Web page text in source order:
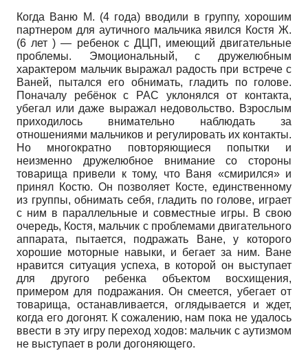
Когда Ваню М. (4 года) вводили в группу, хорошим
партнером для аутичного мальчика явился Костя Ж.
(6 лет ) — ребенок с ДЦП, имеющий двигательные
проблемы. Эмоциональный, с дружелюбным
характером мальчик выражал радость при встрече с
Ваней, пытался его обнимать, гладить по голове.
Поначалу ребёнок с РАС уклонялся от контакта,
убегал или даже выражал недовольство. Взрослым
приходилось внимательно наблюдать за
отношениями мальчиков и регулировать их контакты.
Но многократно повторяющиеся попытки и
неизменно дружелюбное внимание со стороны
товарища привели к тому, что Ваня «смирился» и
принял Костю. Он позволяет Косте, единственному
из группы, обнимать себя, гладить по голове, играет
с ним в параллельные и совместные игры. В свою
очередь, Костя, мальчик с проблемами двигательного
аппарата, пытается, подражать Ване, у которого
хорошие моторные навыки, и бегает за ним. Ване
нравится ситуация успеха, в которой он выступает
для другого ребенка объектом восхищения,
примером для подражания. Он смеется, убегает от
товарища, останавливается, оглядывается и ждет,
когда его догонят. К сожалению, нам пока не удалось
ввести в эту игру переход ходов: мальчик с аутизмом
не выступает в роли догоняющего.